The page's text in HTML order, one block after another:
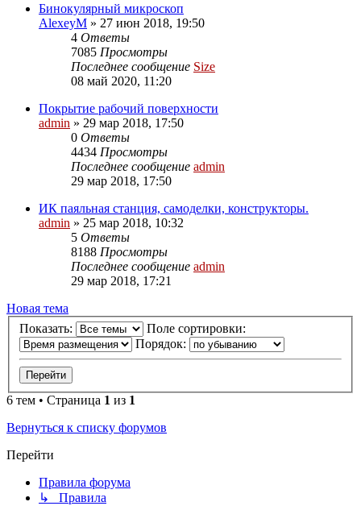
Бинокулярный микроскоп
AlexeyM » 27 июн 2018, 19:50
4 Ответы
7085 Просмотры
Последнее сообщение Size
08 май 2020, 11:20
Покрытие рабочий поверхности
admin » 29 мар 2018, 17:50
0 Ответы
4434 Просмотры
Последнее сообщение admin
29 мар 2018, 17:50
ИК паяльная станция, самоделки, конструкторы.
admin » 25 мар 2018, 10:32
5 Ответы
8188 Просмотры
Последнее сообщение admin
29 мар 2018, 17:21
Новая
тема
Новая тема
Показать:
Поле сортировки:
Порядок:
6 тем • Страница 1 из 1
Вернуться к списку форумов
Перейти
Правила форума
↳ Правила